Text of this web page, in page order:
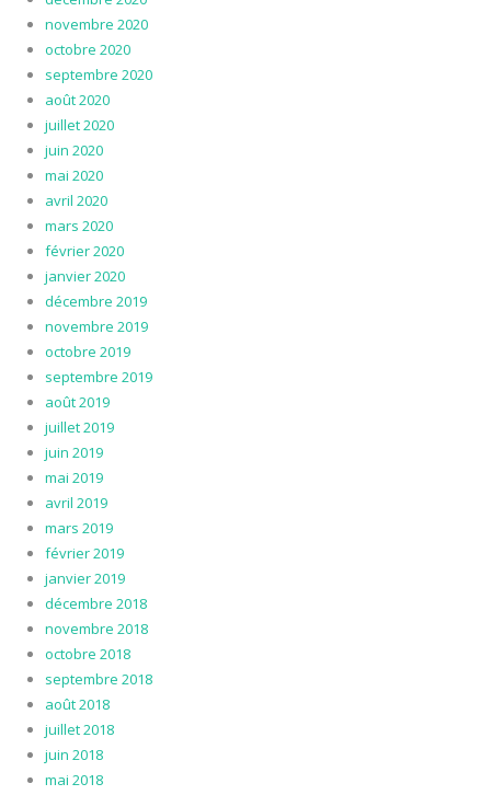
novembre 2020
octobre 2020
septembre 2020
août 2020
juillet 2020
juin 2020
mai 2020
avril 2020
mars 2020
février 2020
janvier 2020
décembre 2019
novembre 2019
octobre 2019
septembre 2019
août 2019
juillet 2019
juin 2019
mai 2019
avril 2019
mars 2019
février 2019
janvier 2019
décembre 2018
novembre 2018
octobre 2018
septembre 2018
août 2018
juillet 2018
juin 2018
mai 2018